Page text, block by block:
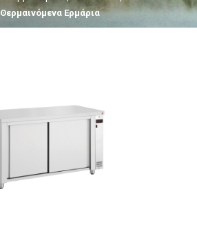
Θερμαινόμενα Ερμάρια